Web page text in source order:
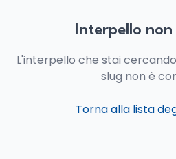
Interpello
L'interpello che stai
slug non è
Torna alla lista